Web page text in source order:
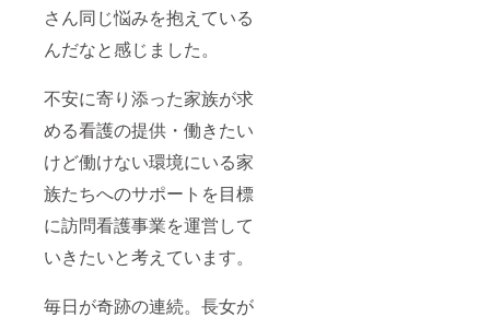
さん同じ悩みを抱えている
んだなと感じました。
不安に寄り添った家族が求
める看護の提供・働きたい
けど働けない環境にいる家
族たちへのサポートを目標
に訪問看護事業を運営して
いきたいと考えています。
毎日が奇跡の連続。長女が